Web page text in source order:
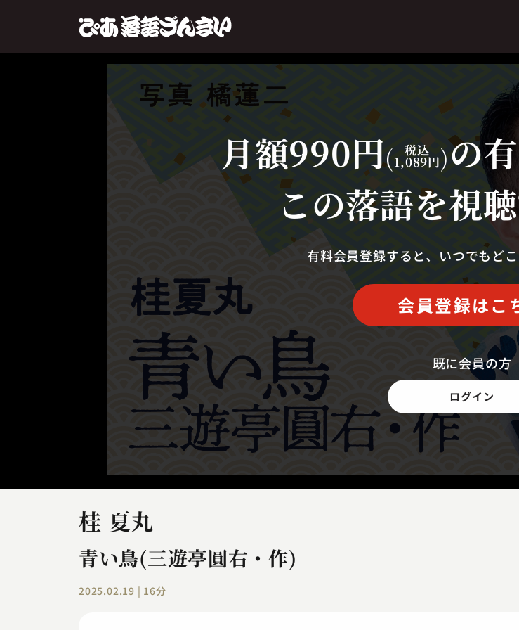
芸人からさがす
演目 からさがす
上演時間からさがす
月額990円( 税込
1,089円)の
この落語を視
有料会員登録すると、いつでもど
会員登録はこ
既に会員の方
ログイン
桂 夏丸
青い鳥(三遊亭圓右・作)
2025.02.19 | 16分